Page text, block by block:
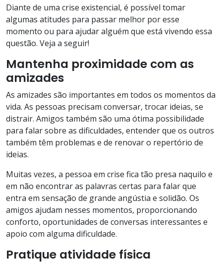
Diante de uma crise existencial, é possível tomar
algumas atitudes para passar melhor por esse
momento ou para ajudar alguém que está vivendo essa
questão. Veja a seguir!
Mantenha proximidade com as
amizades
As amizades são importantes em todos os momentos da
vida. As pessoas precisam conversar, trocar ideias, se
distrair. Amigos também são uma ótima possibilidade
para falar sobre as dificuldades, entender que os outros
também têm problemas e de renovar o repertório de
ideias.
Muitas vezes, a pessoa em crise fica tão presa naquilo e
em não encontrar as palavras certas para falar que
entra em sensação de grande angústia e solidão. Os
amigos ajudam nesses momentos, proporcionando
conforto, oportunidades de conversas interessantes e
apoio com alguma dificuldade.
Pratique atividade física